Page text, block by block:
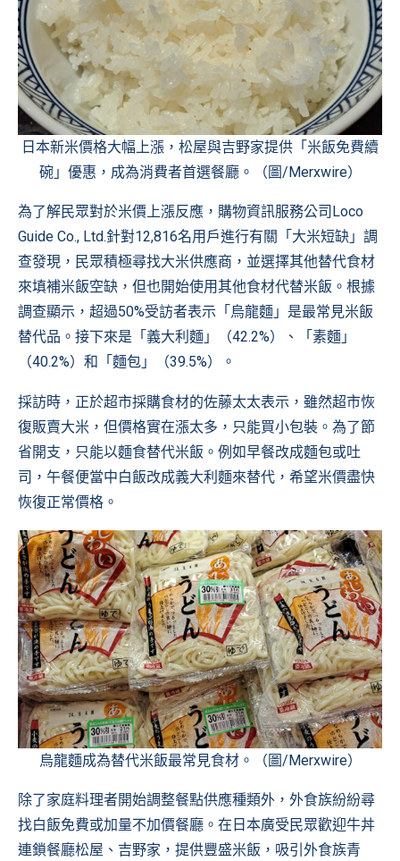
日本新米價格大幅上漲，松屋與吉野家提供「米飯免費續
碗」優惠，成為消費者首選餐廳。（圖/Merxwire）
為了解民眾對於米價上漲反應，購物資訊服務公司Loco
Guide Co., Ltd.針對12,816名用戶進行有關「大米短缺」調
查發現，民眾積極尋找大米供應商，並選擇其他替代食材
來填補米飯空缺，但也開始使用其他食材代替米飯。根據
調查顯示，超過50%受訪者表示「烏龍麵」是最常見米飯
替代品。接下來是「義大利麵」（42.2%）、「素麵」
（40.2%）和「麵包」（39.5%）。
採訪時，正於超市採購食材的佐藤太太表示，雖然超市恢
復販賣大米，但價格實在漲太多，只能買小包裝。為了節
省開支，只能以麵食替代米飯。例如早餐改成麵包或吐
司，午餐便當中白飯改成義大利麵來替代，希望米價盡快
恢復正常價格。
烏龍麵成為替代米飯最常見食材。（圖/Merxwire）
除了家庭料理者開始調整餐點供應種類外，外食族紛紛尋
找白飯免費或加量不加價餐廳。在日本廣受民眾歡迎牛丼
連鎖餐廳松屋、吉野家，提供豐盛米飯，吸引外食族青